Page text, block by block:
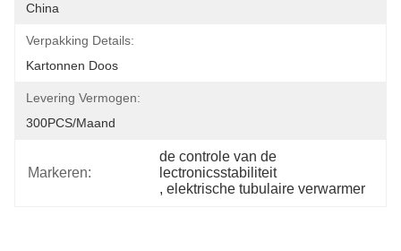
China
Verpakking Details:
Kartonnen Doos
Levering Vermogen:
300PCS/maand
Markeren:
de controle van de
lectronicsstabiliteit
, elektrische tubulaire verwarmer